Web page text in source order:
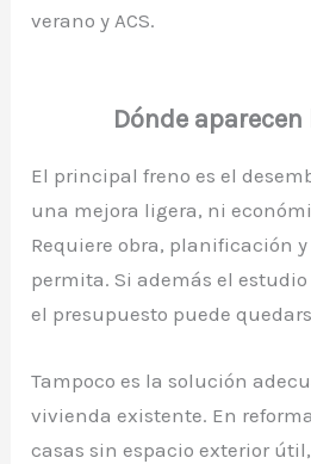
verano y ACS.
Dónde
El principal freno es el
una mejora ligera, ni
Requiere obra, planificación
permita. Si además el
el presupuesto puede
Tampoco es la solución
vivienda existente. En
casas sin espacio exterior